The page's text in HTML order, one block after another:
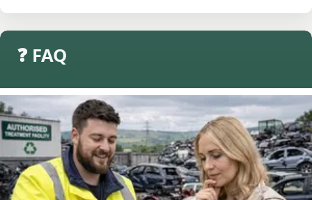
❓ FAQ